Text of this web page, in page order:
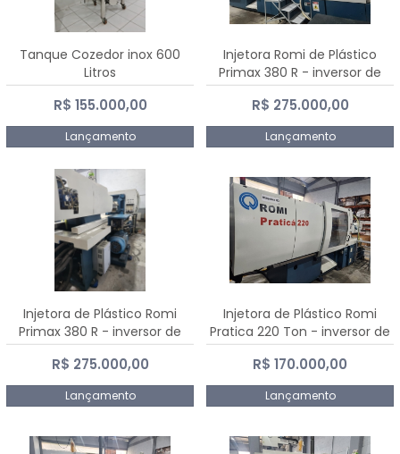
Tanque Cozedor inox 600
Litros
R$ 155.000,00
Lançamento
Injetora Romi de Plástico
Primax 380 R - inversor de
frequência NR 12 - 2008
R$ 275.000,00
Lançamento
Injetora de Plástico Romi
Primax 380 R - inversor de
frequência NR 12
R$ 275.000,00
Lançamento
Injetora de Plástico Romi
Pratica 220 Ton - inversor de
frequência NR 12
R$ 170.000,00
Lançamento